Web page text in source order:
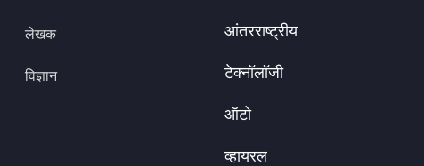
लेखक
विज्ञान
आंतरराष्ट्रीय
टेक्नॉलॉजी
ऑटो
व्हायरल